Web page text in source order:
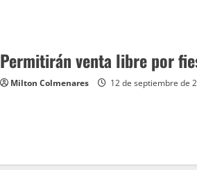
Permitirán venta libre por
Milton Colmenares 12 de septiembre de